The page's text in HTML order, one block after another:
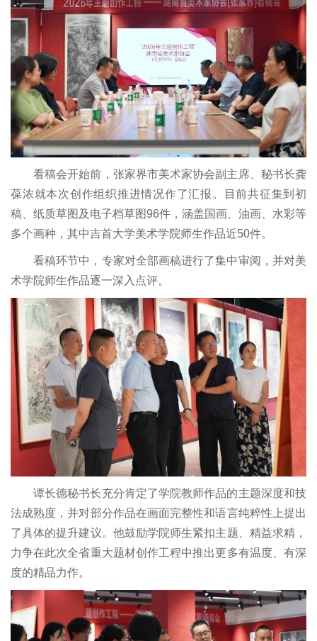
看稿会开始前，张家界市美术家协会副主席、秘书长龚
葆浓就本次创作组织推进情况作了汇报。目前共征集到初
稿、纸质草图及电子档草图96件，涵盖国画、油画、水彩等
多个画种，其中吉首大学美术学院师生作品近50件。
看稿环节中，专家对全部画稿进行了集中审阅，并对美
术学院师生作品逐一深入点评。
谭长德秘书长充分肯定了学院教师作品的主题深度和技
法成熟度，并对部分作品在画面完整性和语言纯粹性上提出
了具体的提升建议。他鼓励学院师生紧扣主题、精益求精，
力争在此次全省重大题材创作工程中推出更多有温度、有深
度的精品力作。